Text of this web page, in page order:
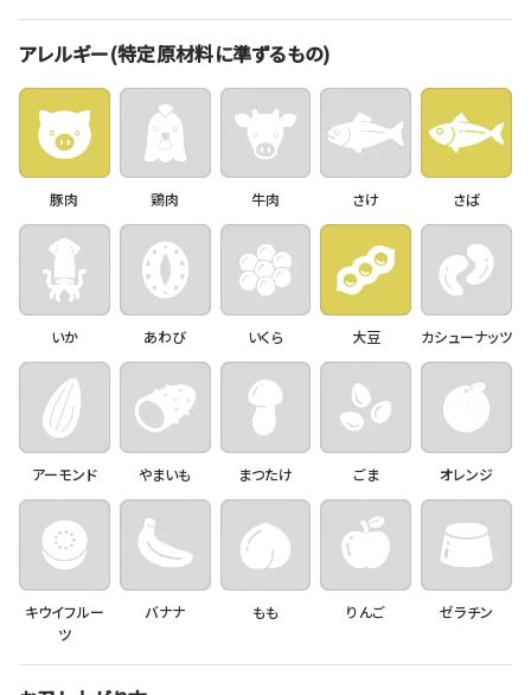
アレルギー(特定原材料に準ずるもの)
豚肉 鶏肉 牛肉 さけ さば
いか あわび いくら 大豆 カシューナッツ
アーモンド やまいも まつたけ ごま オレンジ
キウイフルー
ツ
バナナ もも りんご ゼラチン